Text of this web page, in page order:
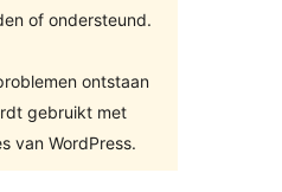
of ondersteund.
ontstaan
gebruikt met
van WordPress.